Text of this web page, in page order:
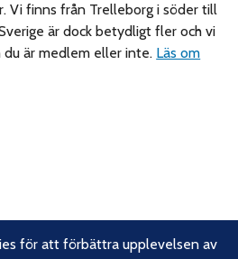
Vi finns från Trelleborg i söder till
är dock betydligt fler och vi
är medlem eller inte. Läs om
för att förbättra upplevelsen av